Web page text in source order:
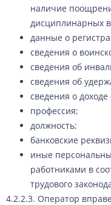
наличие
дисциплинарных
данные о
сведения о
сведения об
сведения об
сведения о
профессия;
должность;
банковские
иные
работниками в
трудового
4.2.2.3. Оператор